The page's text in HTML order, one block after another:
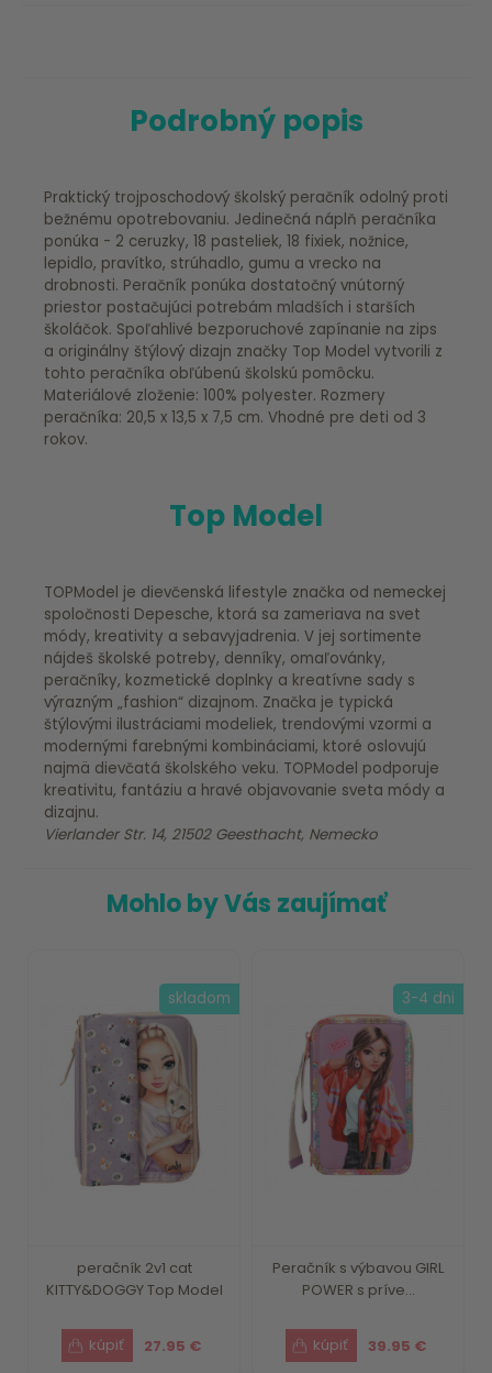
Podrobný popis
Praktický trojposchodový školský peračník odolný proti
bežnému opotrebovaniu. Jedinečná náplň peračníka
ponúka - 2 ceruzky, 18 pasteliek, 18 fixiek, nožnice,
lepidlo, pravítko, strúhadlo, gumu a vrecko na
drobnosti. Peračník ponúka dostatočný vnútorný
priestor postačujúci potrebám mladších i starších
školáčok. Spoľahlivé bezporuchové zapínanie na zips
a originálny štýlový dizajn značky Top Model vytvorili z
tohto peračníka obľúbenú školskú pomôcku.
Materiálové zloženie: 100% polyester. Rozmery
peračníka: 20,5 x 13,5 x 7,5 cm. Vhodné pre deti od 3
rokov.
Top Model
TOPModel je dievčenská lifestyle značka od nemeckej
spoločnosti Depesche, ktorá sa zameriava na svet
módy, kreativity a sebavyjadrenia. V jej sortimente
nájdeš školské potreby, denníky, omaľovánky,
peračníky, kozmetické doplnky a kreatívne sady s
výrazným „fashion“ dizajnom. Značka je typická
štýlovými ilustráciami modeliek, trendovými vzormi a
modernými farebnými kombináciami, ktoré oslovujú
najmä dievčatá školského veku. TOPModel podporuje
kreativitu, fantáziu a hravé objavovanie sveta módy a
dizajnu.
Vierlander Str. 14, 21502 Geesthacht, Nemecko
Mohlo by Vás zaujímať
peračník 2v1 cat
KITTY&DOGGY Top Model
27.95 €
skladom
Peračník s výbavou GIRL
POWER s príve...
39.95 €
3-4 dni